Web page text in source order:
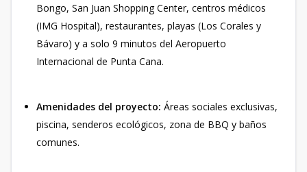
Bongo, San Juan Shopping Center, centros médicos
(IMG Hospital), restaurantes, playas (Los Corales y
Bávaro) y a solo 9 minutos del Aeropuerto
Internacional de Punta Cana.
Amenidades del proyecto: Áreas sociales exclusivas,
piscina, senderos ecológicos, zona de BBQ y baños
comunes.